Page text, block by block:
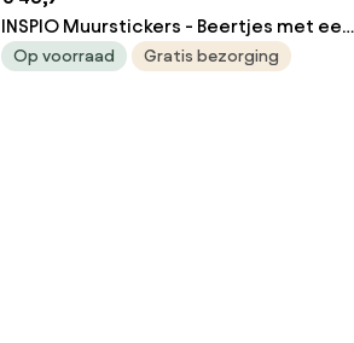
INSPIO Muurstickers - Beertjes met een
naam in roze kleur
Op voorraad Gratis bezorging